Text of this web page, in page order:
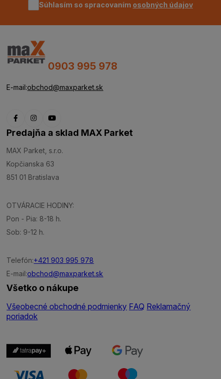
Súhlasím so spracovaním osobných údajov
0903 995 978
E-mail:obchod@maxparket.sk
Predajňa a sklad MAX Parket
MAX Parket, s.r.o.
Kopčianska 63
851 01 Bratislava
OTVÁRACIE HODINY:
Pon - Pia: 8-18 h.
Sob: 9-12 h.
Telefón:+421 903 995 978
E-mail:obchod@maxparket.sk
Všetko o nákupe
Všeobecné obchodné podmienky FAQ Reklamačný
poriadok